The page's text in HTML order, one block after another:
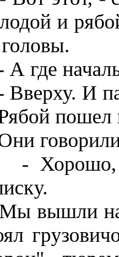
и
где
И
пошел
говорили
-
вышли на